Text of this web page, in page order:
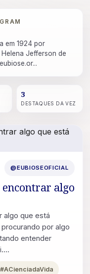
em 1924 por
Jefferson de
3
DESTAQUES DA VEZ
@EUBIOSEOFICIAL
encontrar algo
algo que está
por algo
entender
#ACienciadaVida